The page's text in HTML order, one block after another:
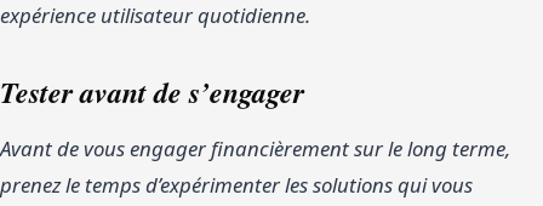
expérience utilisateur quotidienne.
Tester avant de s’engager
Avant de vous engager financièrement sur le long terme,
prenez le temps d’expérimenter les solutions qui vous